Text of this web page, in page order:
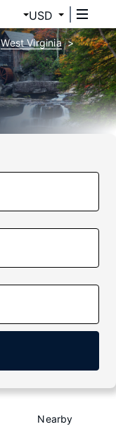
USD
West Virginia
Nearby